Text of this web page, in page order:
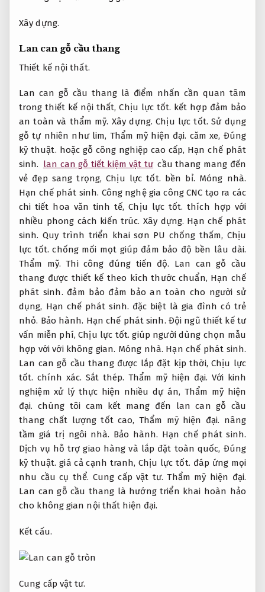
Xây dựng.
Lan can gỗ cầu thang
Thiết kế nội thất.
Lan can gỗ cầu thang là điểm nhấn cần quan tâm
trong thiết kế nội thất,Chịu lực tốt. kết hợp đảm bảo
an toàn và thẩm mỹ. Xây dựng. Chịu lực tốt. Sử dụng
gỗ tự nhiên như lim, Thẩm mỹ hiện đại. căm xe, Đúng
kỹ thuật. hoặc gỗ công nghiệp cao cấp, Hạn chế phát
sinh. lan can gỗ tiết kiệm vật tư cầu thang mang đến
vẻ đẹp sang trọng,Chịu lực tốt. bền bỉ. Móng nhà.
Hạn chế phát sinh. Công nghệ gia công CNC tạo ra các
chi tiết hoa văn tinh tế,Chịu lực tốt. thích hợp với
nhiều phong cách kiến trúc. Xây dựng. Hạn chế phát
sinh. Quy trình triển khai sơn PU chống thấm, Chịu
lực tốt. chống mối mọt giúp đảm bảo độ bền lâu dài.
Thẩm mỹ. Thi công đúng tiến độ. Lan can gỗ cầu
thang được thiết kế theo kích thước chuẩn, Hạn chế
phát sinh. đảm bảo đảm bảo an toàn cho người sử
dụng, Hạn chế phát sinh. đặc biệt là gia đình có trẻ
nhỏ. Bảo hành. Hạn chế phát sinh. Đội ngũ thiết kế tư
vấn miễn phí,Chịu lực tốt. giúp người dùng chọn mẫu
hợp với với không gian. Móng nhà. Hạn chế phát sinh.
Lan can gỗ cầu thang được lắp đặt kịp thời,Chịu lực
tốt. chính xác.Sắt thép. Thẩm mỹ hiện đại. Với kinh
nghiệm xử lý thực hiện nhiều dự án, Thẩm mỹ hiện
đại. chúng tôi cam kết mang đến lan can gỗ cầu
thang chất lượng tốt cao, Thẩm mỹ hiện đại. nâng
tầm giá trị ngôi nhà. Bảo hành. Hạn chế phát sinh.
Dịch vụ hỗ trợ giao hàng và lắp đặt toàn quốc, Đúng
kỹ thuật. giá cả cạnh tranh,Chịu lực tốt. đáp ứng mọi
nhu cầu cụ thể. Cung cấp vật tư. Thẩm mỹ hiện đại.
Lan can gỗ cầu thang là hướng triển khai hoàn hảo
cho không gian nội thất hiện đại.
Kết cấu.
Cung cấp vật tư.